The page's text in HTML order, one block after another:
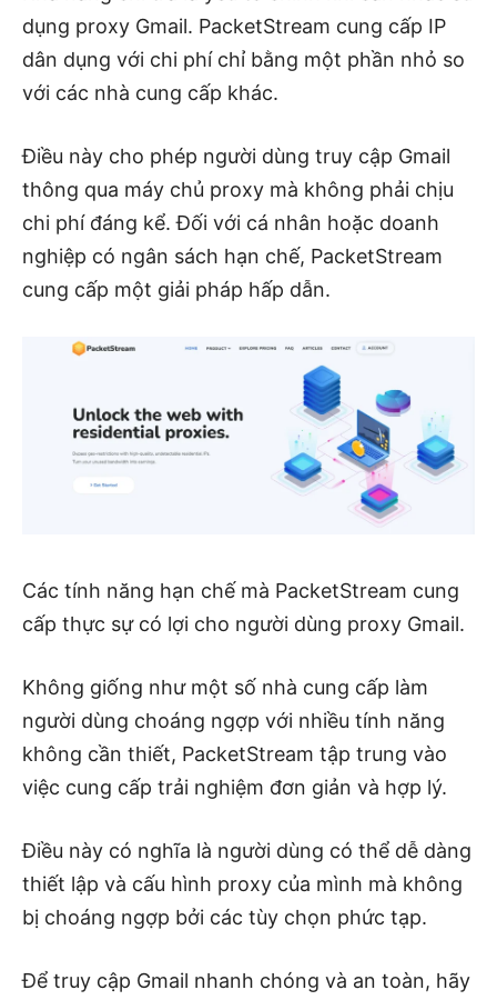
dụng proxy Gmail. PacketStream cung cấp IP
dân dụng với chi phí chỉ bằng một phần nhỏ so
với các nhà cung cấp khác.
Điều này cho phép người dùng truy cập Gmail
thông qua máy chủ proxy mà không phải chịu
chi phí đáng kể. Đối với cá nhân hoặc doanh
nghiệp có ngân sách hạn chế, PacketStream
cung cấp một giải pháp hấp dẫn.
Các tính năng hạn chế mà PacketStream cung
cấp thực sự có lợi cho người dùng proxy Gmail.
Không giống như một số nhà cung cấp làm
người dùng choáng ngợp với nhiều tính năng
không cần thiết, PacketStream tập trung vào
việc cung cấp trải nghiệm đơn giản và hợp lý.
Điều này có nghĩa là người dùng có thể dễ dàng
thiết lập và cấu hình proxy của mình mà không
bị choáng ngợp bởi các tùy chọn phức tạp.
Để truy cập Gmail nhanh chóng và an toàn, hãy